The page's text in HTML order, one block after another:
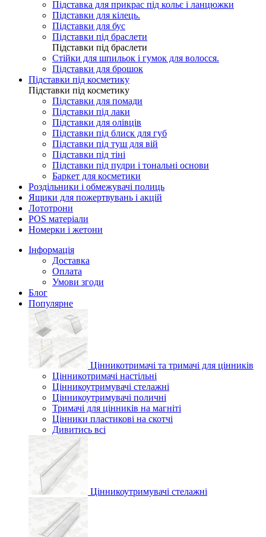
Підставка для прикрас під кольє і ланцюжки
Підставки для кілець.
Підставки для бус
Підставки під браслети
Підставки під браслети
Стійки для шпильок і гумок для волосся.
Підставки для брошок
Підставки під косметику
Підставки під косметику
Підставки для помади
Підставки під лаки
Підставки для олівців
Підставки під блиск для губ
Підставки під туш для вій
Підставки під тіні
Підставки під пудри і тональні основи
Баркет для косметики
Роздільники і обмежувачі полиць
Ящики для пожертвувань і акцій
Лототрони
POS матеріали
Номерки і жетони
Інформація
Доставка
Оплата
Умови згоди
Блог
Популярне
Цінникотримачі та тримачі для цінників
Цінникотримачі настільні
Цінникоутримувачі стелажні
Цінникоутримувачі поличні
Тримачі для цінників на магніті
Цінники пластикові на скотчі
Дивитись всі
Цінникоутримувачі стелажні